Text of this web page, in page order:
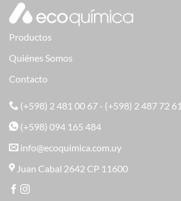
Productos
Quiénes Somos
Contacto
(+598) 2 481 00 67 - (+598) 2 487 72 61
(+598) 094 165 484
info@ecoquimica.com.uy
Juan Cabal 2642 CP 11600